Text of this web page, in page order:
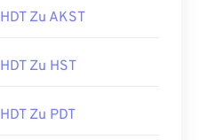
HDT Zu AKST
HDT Zu HST
HDT Zu PDT